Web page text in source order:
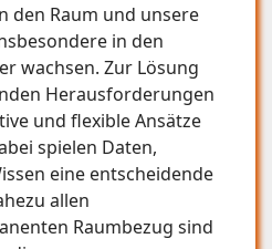
den Raum und unsere
in den
wachsen. Zur Lösung
Herausforderungen
und flexible Ansätze
spielen Daten,
eine entscheidende
allen
Raumbezug sind